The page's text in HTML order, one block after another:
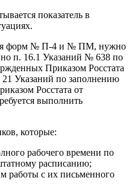
показатель в
форм № П‑4 и № ПМ, нужно
п. 16.1 Указаний № 638 по
Приказом Росстата
Указаний по заполнению
Росстата от
выполнить
которые:
рабочего времени по
расписанию;
работы с их письменного